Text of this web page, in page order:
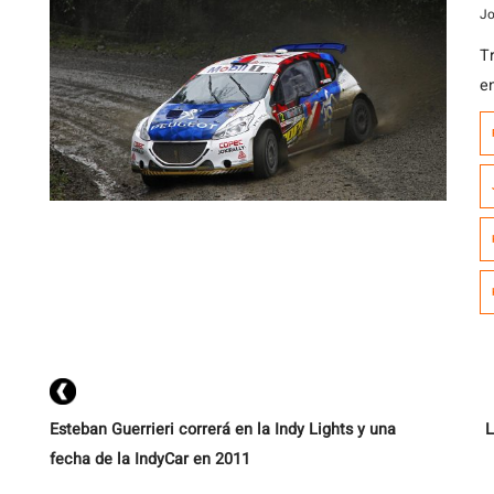
Esteban Guerrieri correrá en la Indy Lights y una
fecha de la IndyCar en 2011